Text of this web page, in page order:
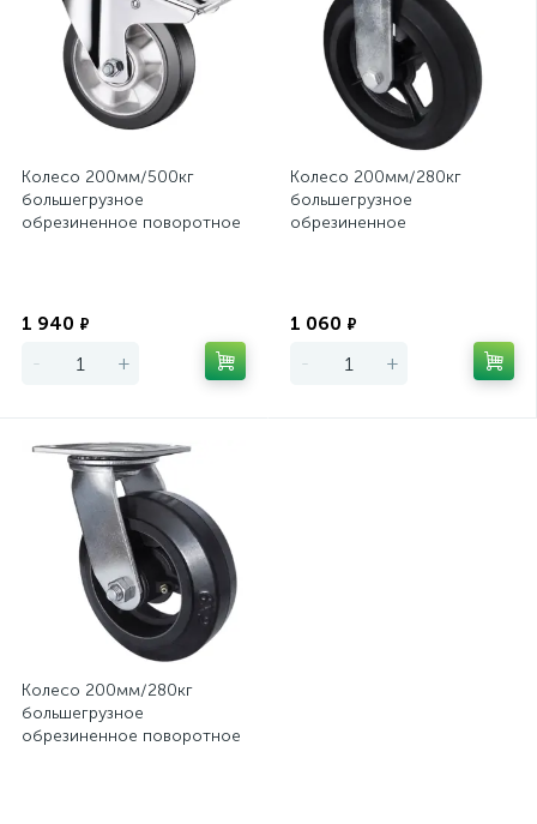
Колесо 200мм/500кг
большегрузное
обрезиненное поворотное
1 940 ₽
- +
Колесо 200мм/280кг
большегрузное
обрезиненное
1 060 ₽
- +
Колесо 200мм/280кг
большегрузное
обрезиненное поворотное